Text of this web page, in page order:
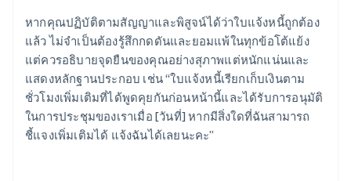
หากคุณปฏิบัติตามสัญญาและพิสูจน์ได้ว่าใบแจ้งหนี้ถูกต้อง
แล้ว ไม่จำเป็นต้องรู้สึกกดดันและยอมแพ้ในทุกข้อโต้แย้ง
แต่ควรอธิบายจุดยืนของคุณอย่างสุภาพแต่หนักแน่นและ
แสดงหลักฐานประกอบ เช่น “ใบแจ้งหนี้เรียกเก็บเงินตาม
ชั่วโมงเพิ่มเติมที่ได้พูดคุยกันก่อนหน้านี้และได้รับการอนุมัติ
ในการประชุมของเราเมื่อ [วันที่] หากมีสิ่งใดที่ฉันสามารถ
ชี้แจงเพิ่มเติมได้ แจ้งฉันได้เลยนะคะ”